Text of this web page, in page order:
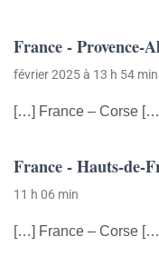
France - Provence-
février 2025 à 13 h 54 min
[…] France – Corse
France - Hauts-de-
11 h 06 min
[…] France – Corse